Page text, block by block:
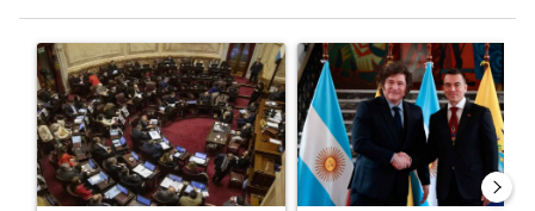
Un artículo de tendencia con el título "El Senado dio media
Un artículo de tendencia con